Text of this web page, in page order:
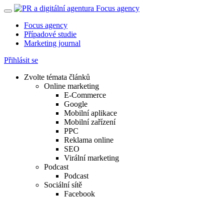
Focus agency
Případové studie
Marketing journal
Přihlásit se
Zvolte témata článků
Online marketing
E-Commerce
Google
Mobilní aplikace
Mobilní zařízení
PPC
Reklama online
SEO
Virální marketing
Podcast
Podcast
Sociální sítě
Facebook